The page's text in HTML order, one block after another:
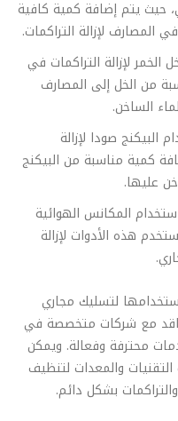
حيث يتم إضافة كمية كافية
المصارف لإزالة التراكمات.
لإزالة التراكمات في
من الخل إلى المصارف
الساخن.
البيكنج صودا لإزالة
كمية مناسبة من البيكنج
عليها.
المكانس الهوائية
هذه الأدوات لإزالة
لتسليك مجاري
مع شركات متخصصة في
محترفة وفعالة. ويمكن
والمعدات لتنظيف
بشكل دائم.